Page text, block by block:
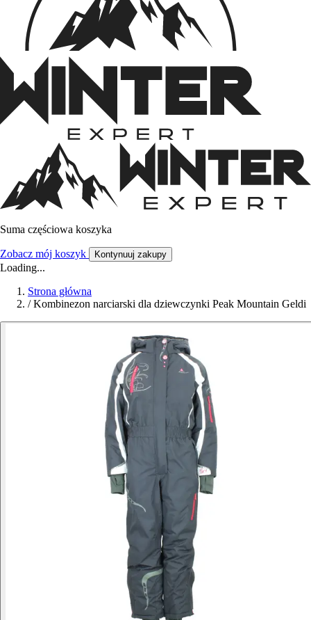
Suma częściowa koszyka
Zobacz mój koszyk Kontynuuj zakupy
Loading...
Strona główna
/ Kombinezon narciarski dla dziewczynki Peak Mountain Geldi